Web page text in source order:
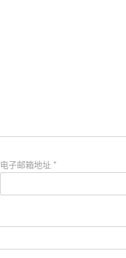
电子邮箱地址 *